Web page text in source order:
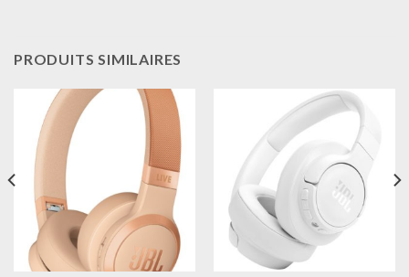
PRODUITS SIMILAIRES